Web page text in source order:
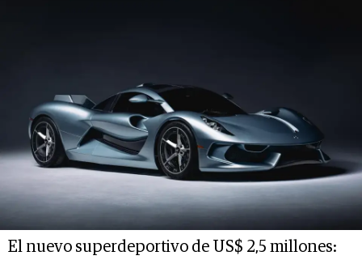
El nuevo superdeportivo de US$ 2,5 millones: